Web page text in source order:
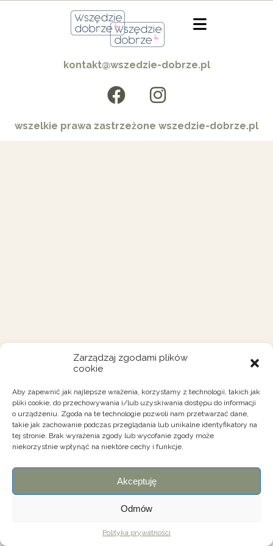
Zarządzaj zgodami plików
cookie
Aby zapewnić jak najlepsze wrażenia, korzystamy z technologii, takich jak
pliki cookie, do przechowywania i/lub uzyskiwania dostępu do informacji
o urządzeniu. Zgoda na te technologie pozwoli nam przetwarzać dane,
takie jak zachowanie podczas przeglądania lub unikalne identyfikatory na
tej stronie. Brak wyrażenia zgody lub wycofanie zgody może
niekorzystnie wpłynąć na niektóre cechy i funkcje.
Akceptuję
Odmów
Polityka prywatności
kontakt@wszedzie-dobrze.pl
wszelkie prawa zastrzeżone wszedzie-dobrze.pl